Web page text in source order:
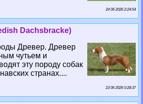
24 06 2026 2:24:54
Dachsbracke)
Древер. Древер
чутьем и
эту породу собак
странах....
23 06 2026 0:28:37